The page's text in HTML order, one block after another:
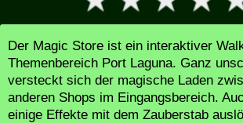
Der Magic Store ist ein interaktiver
Themenbereich Port Laguna. Ganz
versteckt sich der magische Laden
anderen Shops im Eingangsbereich.
einige Effekte mit dem Zauberstab